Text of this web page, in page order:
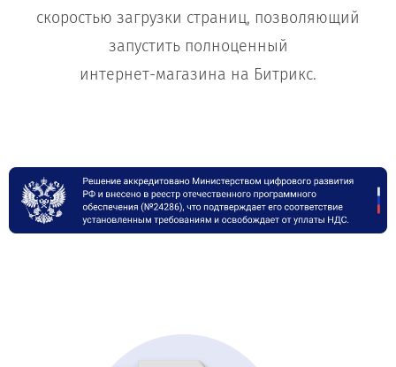
скоростью загрузки страниц, позволяющий
запустить полноценный
интернет-магазина на Битрикс.